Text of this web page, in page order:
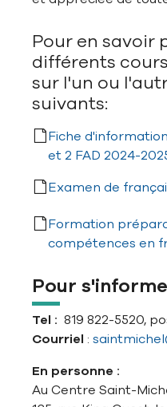
Pour en savoir
différents
sur l'un ou
suivants:
Fiche
et 2 FAD 2024-
Examen de
Formation
compétences en
Pour
Tel : 819 822-5520,
Courriel :
En personne :
Au Centre Saint-